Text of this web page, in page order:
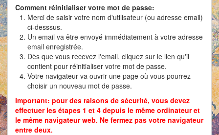
Comment réinitialiser votre mot de passe:
Merci de saisir votre nom d'utilisateur (ou adresse email)
ci-desssus.
Un email va être envoyé immédiatement à votre adresse
email enregistrée.
Dès que vous recevez l'email, cliquez sur le lien qu'il
contient pour réinitialiser votre mot de passe.
Votre navigateur va ouvrir une page où vous pourrez
choisir un nouveau mot de passe.
Important: pour des raisons de sécurité, vous devez
effectuer les étapes 1 et 4 depuis le même ordinateur et
le même navigateur web. Ne fermez pas votre navigateur
entre deux.